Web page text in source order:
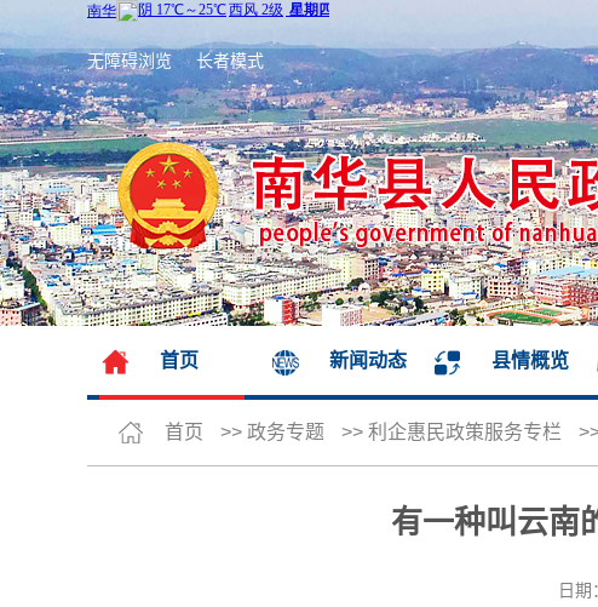
无障碍浏览 长者模式
首页 新闻动态 县情概览
首页 >> 政务专题 >> 利企惠民政策服务专栏
有一种叫云南
日